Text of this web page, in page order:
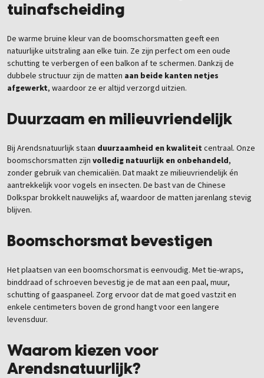
tuinafscheiding
De warme bruine kleur van de boomschorsmatten geeft een
natuurlijke uitstraling aan elke tuin. Ze zijn perfect om een oude
schutting te verbergen of een balkon af te schermen. Dankzij de
dubbele structuur zijn de matten aan beide kanten netjes
afgewerkt, waardoor ze er altijd verzorgd uitzien.
Duurzaam en milieuvriendelijk
Bij Arendsnatuurlijk staan duurzaamheid en kwaliteit centraal. Onze
boomschorsmatten zijn volledig natuurlijk en onbehandeld,
zonder gebruik van chemicaliën. Dat maakt ze milieuvriendelijk én
aantrekkelijk voor vogels en insecten. De bast van de Chinese
Dolkspar brokkelt nauwelijks af, waardoor de matten jarenlang stevig
blijven.
Boomschorsmat bevestigen
Het plaatsen van een boomschorsmat is eenvoudig. Met tie-wraps,
binddraad of schroeven bevestig je de mat aan een paal, muur,
schutting of gaaspaneel. Zorg ervoor dat de mat goed vastzit en
enkele centimeters boven de grond hangt voor een langere
levensduur.
Waarom kiezen voor
Arendsnatuurlijk?